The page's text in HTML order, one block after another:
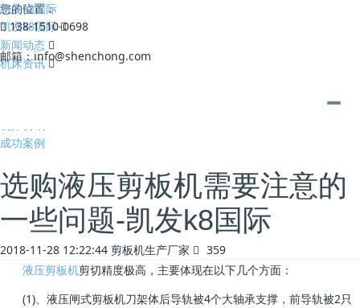
凯发k8国际
138-1510-0698
邮箱：info@shenchong.com
您的位置：
凯发k8国际
新闻动态
机床资讯
成功案例
选购液压剪板机需要注意的
一些问题-凯发k8国际
2018-11-28 12:22:44 剪板机生产厂家
359
液压剪板机剪切精度极高，主要体现在以下几个方面：
(1)、液压闸式剪板机刀架体后导轨被4个大轴承支撑，前导轨被2只